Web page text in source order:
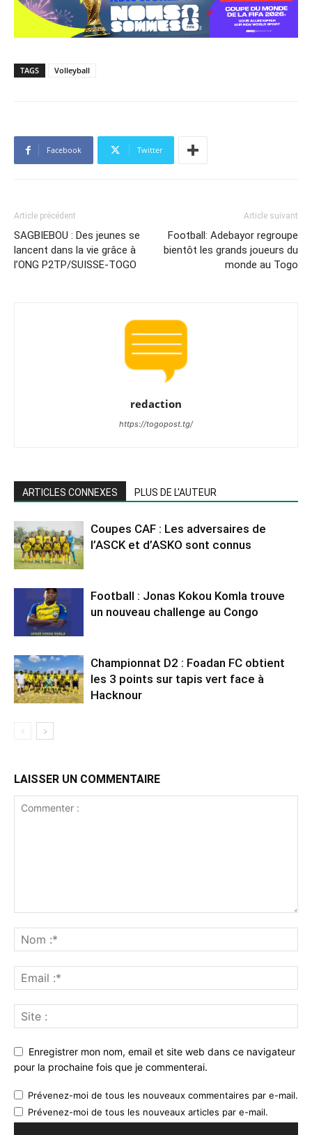
TAGS Volleyball
Facebook Twitter
Article précédent
SAGBIEBOU : Des jeunes se
lancent dans la vie grâce à
l’ONG P2TP/SUISSE-TOGO
Article suivant
Football: Adebayor regroupe
bientôt les grands joueurs du
monde au Togo
redaction
https://togopost.tg/
ARTICLES CONNEXES PLUS DE L'AUTEUR
Coupes CAF : Les adversaires de
l’ASCK et d’ASKO sont connus
Football : Jonas Kokou Komla trouve
un nouveau challenge au Congo
Championnat D2 : Foadan FC obtient
les 3 points sur tapis vert face à
Hacknour
LAISSER UN COMMENTAIRE
Enregistrer mon nom, email et site web dans ce navigateur
pour la prochaine fois que je commenterai.
Prévenez-moi de tous les nouveaux commentaires par e-mail.
Prévenez-moi de tous les nouveaux articles par e-mail.